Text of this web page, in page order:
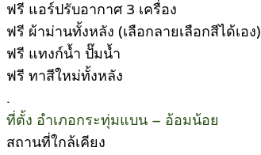
ฟรี แอร์ปรับอากาศ 3 เครื่อง
ฟรี ผ้าม่านทั้งหลัง (เลือกลายเลือกสีได้เอง)
ฟรี แทงก์น้ำ ปั๊มน้ำ
ฟรี ทาสีใหม่ทั้งหลัง
.
ที่ตั้ง อำเภอกระทุ่มแบน – อ้อมน้อย
สถานที่ใกล้เคียง